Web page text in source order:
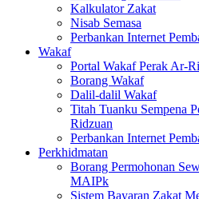
Kalkulator Zakat
Nisab Semasa
Perbankan Internet
Wakaf
Portal Wakaf Perak Ar-
Borang Wakaf
Dalil-dalil Wakaf
Titah Tuanku Sempena
Ridzuan
Perbankan Internet
Perkhidmatan
Borang Permohonan
MAIPk
Sistem Bayaran Zakat